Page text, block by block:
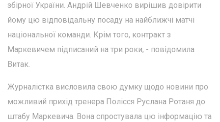
збірної України. Андрій Шевченко вирішив довірити
йому цю відповідальну посаду на найближчі матчі
національної команди. Крім того, контракт з
Маркевичем підписаний на три роки, - повідомила
Витак.
Журналістка висловила свою думку щодо новини про
можливий прихід тренера Полісся Руслана Ротаня до
штабу Маркевича. Вона спростувала цю інформацію та